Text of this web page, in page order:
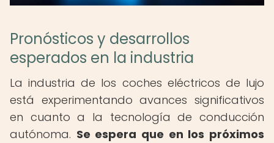
Pronósticos y desarrollos
esperados en la industria
La industria de los coches eléctricos de lujo
está experimentando avances significativos
en cuanto a la tecnología de conducción
autónoma. Se espera que en los próximos